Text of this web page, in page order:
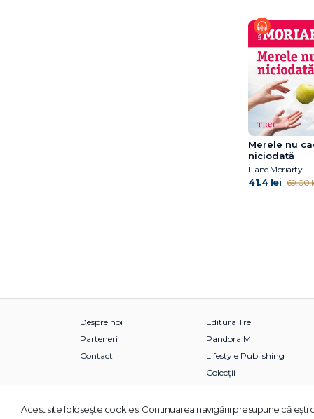
Nicolas d’Estienne
d’Orves
Nino Haratischwili
Rachel Yoder
Merele nu
niciodată
Liane Moriarty
41.4 lei 69.00
Despre noi
Parteneri
Contact
Editura Trei
Pandora M
Lifestyle Publishing
Colecții
© 2026 Grupul Editorial TREI. Toate drepturile rezervate.
Acest site foloseşte cookies. Continuarea navigării presupune că eşti